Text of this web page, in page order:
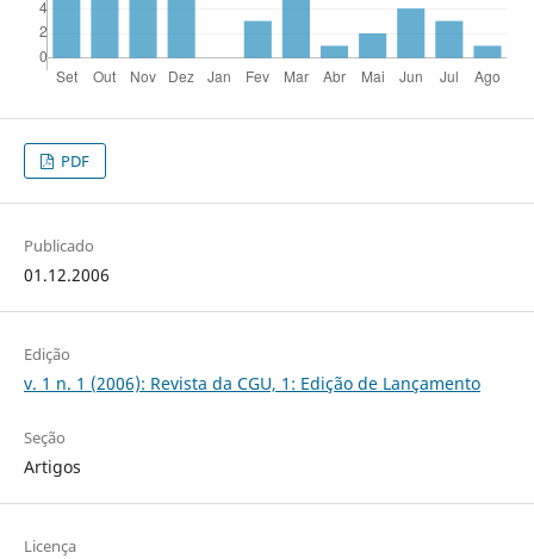
PDF
Publicado
01.12.2006
Edição
v. 1 n. 1 (2006): Revista da CGU, 1: Edição de Lançamento
Seção
Artigos
Licença